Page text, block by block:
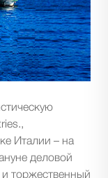
Италии – на
деловой
торжественный